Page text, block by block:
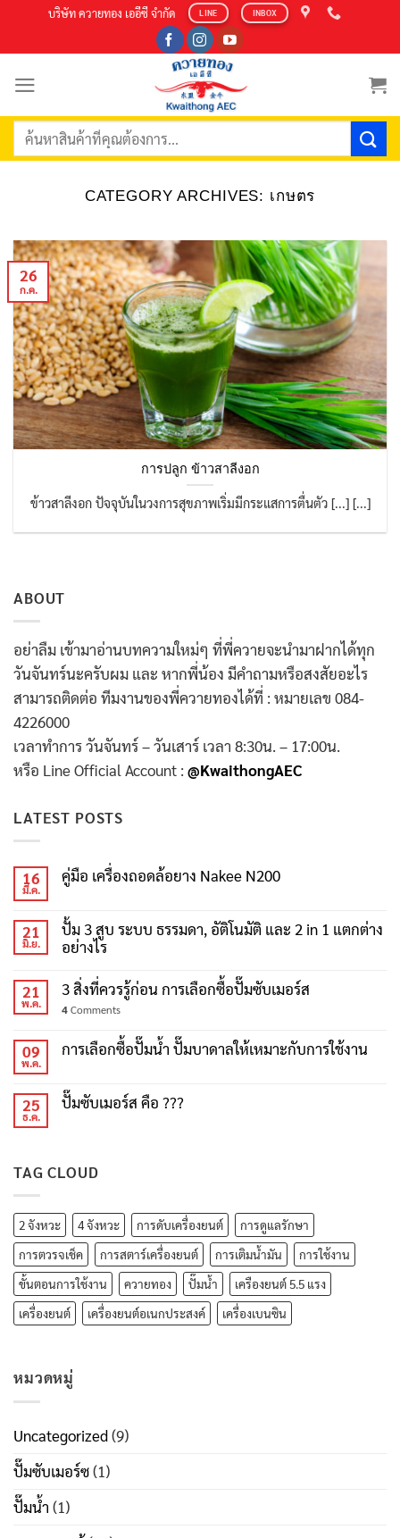
content
บริษัท ควายทอง เออีซี จำกัด LINE INBOX
ค้นหา:
CATEGORY ARCHIVES: เกษตร
การปลูก ข้าวสาลีงอก
ข้าวสาลีงอก ปัจจุบันในวงการสุขภาพเริ่มมีกระแสการตื่นตัว [...] [...]
26
ก.ค.
ABOUT
อย่าลืม เข้ามาอ่านบทความใหม่ๆ ที่พี่ควายจะนำมาฝากได้ทุก
วันจันทร์นะครับผม และ หากพี่น้อง มีคำถามหรือสงสัยอะไร
สามารถติดต่อ ทีมงานของพี่ควายทองได้ที่ : หมายเลข 084-
4226000
เวลาทำการ วันจันทร์ – วันเสาร์ เวลา 8:30น. – 17:00น.
หรือ Line Official Account : @KwaithongAEC
LATEST POSTS
16
มี.ค.
คู่มือ เครื่องถอดล้อยาง Nakee N200
21
มิ.ย.
ปั้ม 3 สูบ ระบบ ธรรมดา, อัติโนมัติ และ 2 in 1 แตกต่าง
อย่างไร
21
พ.ค.
3 สิ่งที่ควรรู้ก่อน การเลือกซื้อปั๊มซับเมอร์ส
4Comments
09
พ.ค.
การเลือกซื้อปั๊มน้ำ ปั๊มบาดาลให้เหมาะกับการใช้งาน
25
ธ.ค.
ปั๊มซับเมอร์ส คือ ???
TAG CLOUD
2 จังหวะ 4 จังหวะ การดับเครื่องยนต์
การดูแลรักษา
การตวรจเช็ค
การสตาร์เครื่องยนต์ การเติมน้ำมัน
การใช้งาน
ขั้นตอนการใช้งาน
ควายทอง ปั๊มน้ำ
เครืองยนต์ 5.5 แรง
เครื่องยนต์
เครื่องยนต์อเนกประสงค์ เครื่องเบนซิน
หมวดหมู่
Uncategorized(9)
ปั๊มซับเมอร์ซ(1)
ปั๊มน้ำ (1)